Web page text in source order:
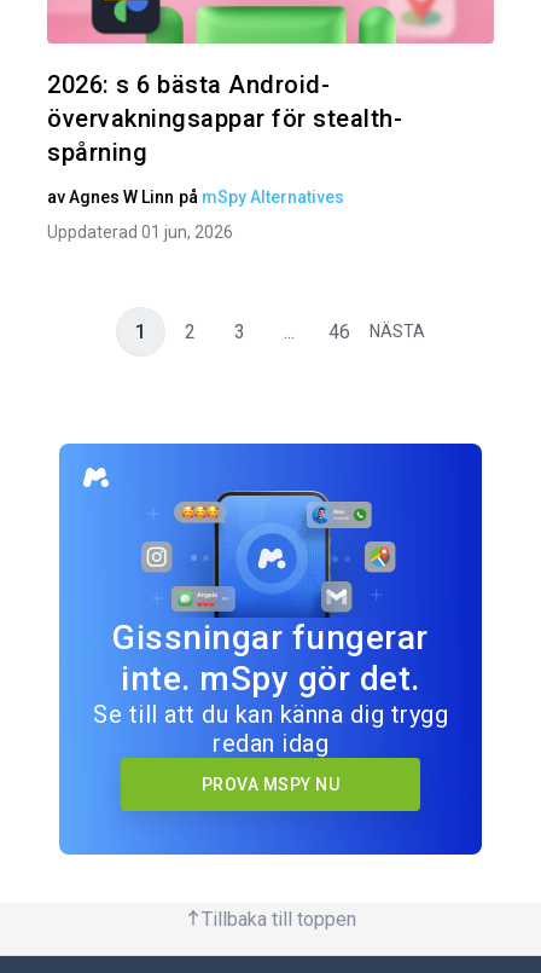
2026: s 6 bästa Android-
övervakningsappar för stealth-
spårning
avAgnes W Linn på mSpy Alternatives
Uppdaterad 01 jun, 2026
1 2 3 ... 46 NÄSTA
Gissningar fungerar
inte. mSpy gör det.
Se till att du kan känna dig trygg
redan idag
PROVA MSPY NU
Tillbaka till toppen